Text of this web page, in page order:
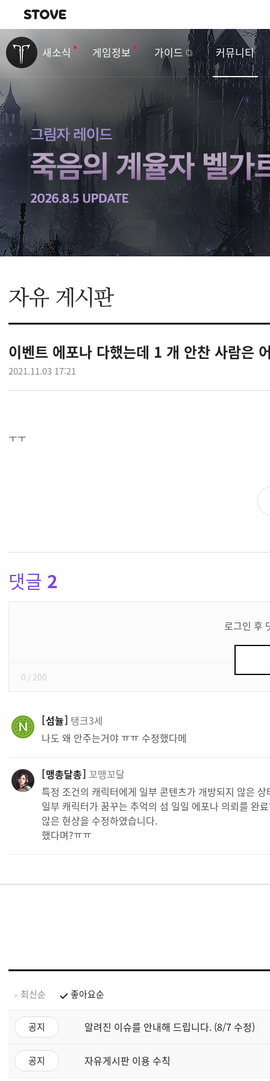
내비게이션
새소식 게임정보 가이드 커뮤니티
벤
트
&
업
데
이
트
이벤트 에포나 다했는데 1 개 안찬 사람은
2021.11.03 17:21
ㅜㅜ
댓글 2
로그인 후
0 / 200
섬뉼 탱크3세
나도 왜 안주는거야 ㅠㅠ 수정했다메
맹총달총 꼬맹꼬달
특정 조건의 캐릭터에게 일부 콘텐츠가 개방되지 않은
일부 캐릭터가 꿈꾸는 추억의 섬 일일 에포나 의뢰를 완
않은 현상을 수정하였습니다.
했다며?ㅠㅠ
최신순 좋아요순
공지 알려진 이슈를 안내해 드립니다. (8/7 수정)
공지 자유게시판 이용 수칙